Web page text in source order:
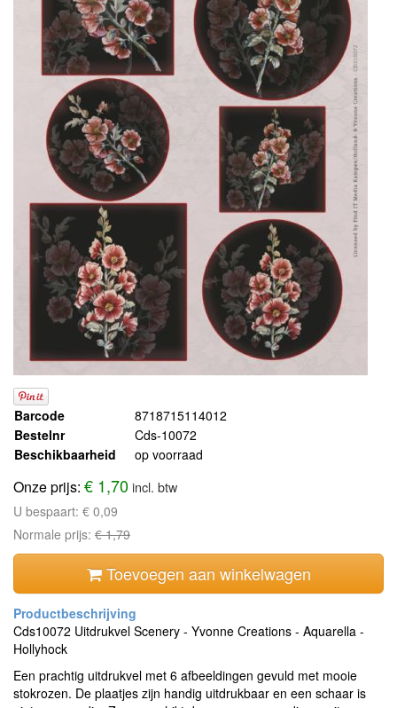
Barcode
8718715114012
Bestelnr
Cds-10072
Beschikbaarheid
op voorraad
Onze prijs: € 1,70incl. btw
U bespaart: € 0,09
Normale prijs: € 1,79
Toevoegen aan winkelwagen
Cds10072 Uitdrukvel Scenery - Yvonne Creations - Aquarella -
Hollyhock
Een prachtig uitdrukvel met 6 afbeeldingen gevuld met mooie
stokrozen. De plaatjes zijn handig uitdrukbaar en een schaar is